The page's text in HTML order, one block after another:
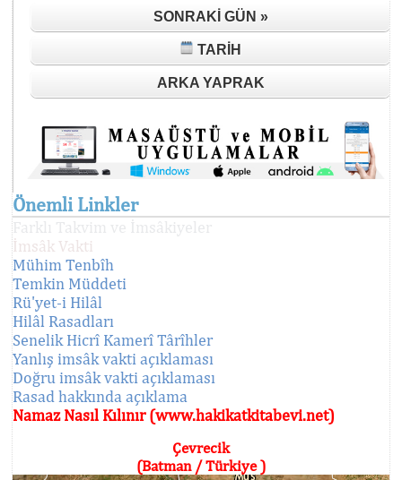
SONRAKI GÜN »
TARIH
ARKA YAPRAK
Önemli Linkler
İmsâk Vakti
Mühim Tenbîh
Temkin Müddeti
Rü'yet-i Hilâl
Hilâl Rasadları
Senelik Hicrî Kamerî Târîhler
Yanlış imsâk vakti açıklaması
Doğru imsâk vakti açıklaması
Rasad hakkında açıklama
Namaz Nasıl Kılınır (www.hakikatkitabevi.net)
Çevrecik
(Batman / Türkiye )